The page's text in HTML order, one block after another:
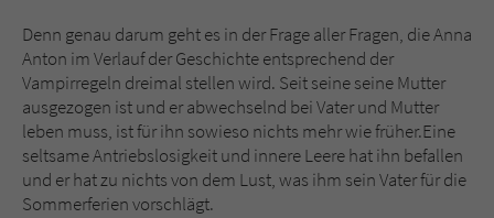
Denn genau darum geht es in der Frage aller Fragen, die Anna
Anton im Verlauf der Geschichte entsprechend der
Vampirregeln dreimal stellen wird. Seit seine seine Mutter
ausgezogen ist und er abwechselnd bei Vater und Mutter
leben muss, ist für ihn sowieso nichts mehr wie früher.Eine
seltsame Antriebslosigkeit und innere Leere hat ihn befallen
und er hat zu nichts von dem Lust, was ihm sein Vater für die
Sommerferien vorschlägt.